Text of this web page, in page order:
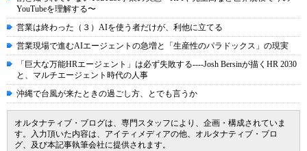
YouTubeを理解する〜
営業は終わった（３）AIを使う者だけが、利他に立てる
営業現場で進むAIエージェントの急増と「生産性のパラドックス」の現実
「巨大な万能HRエージェント」は必ず失敗する----Josh Bersinが描くHR 2030
と、マルチエージェント時代の人事
沖縄で台風が来たときの過ごし方、とでも言うか
オルタナティブ・ブログは、専門スタッフにより、企画・構成されていま
す。入力頂いた内容は、アイティメディアの他、オルタナティブ・ブロ
グ、及び本記事執筆会社に提供されます。